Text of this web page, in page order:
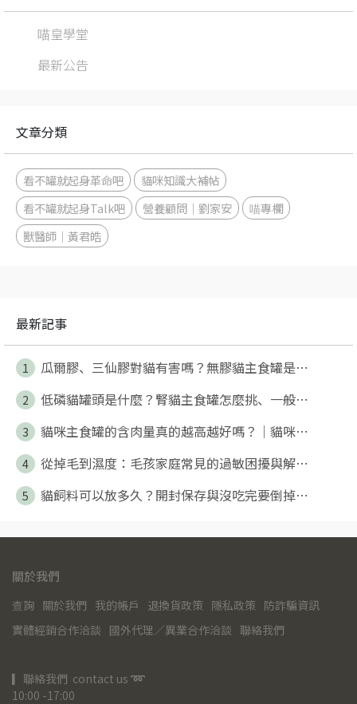
喵皇學堂
最新公告
文章分類
看不罐就起身革命吧
貓咪知識大補帖
看不罐就起身Talk吧
營養顧問｜劉家安
喵專欄
獸醫師｜黃君皓
最新記事
1 瓜爾膠、三仙膠對貓有害嗎？無膠貓主食罐是⋯
2 低磷貓罐頭是什麼？腎貓主食罐怎麼挑、一般⋯
3 貓咪主食罐的含肉量真的越高越好嗎？｜貓咪⋯
4 從掉毛到濕度：毛孩家庭常見的過敏困擾與解⋯
5 貓飼料可以放多久？開封保存與沒吃完要倒掉⋯
關於我們
查詢 關於我們 我的帳戶 退換貨政策 隱私政策 防詐騙資訊
實體經銷合作洽談 國外代理／異業合作洽談 聯絡我們
▎聯絡我們  contact us ➿
10:00 -17:00